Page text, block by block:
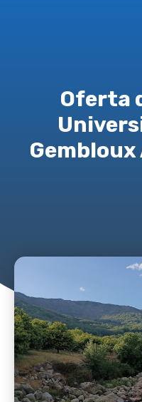
Oferta
Gembloux